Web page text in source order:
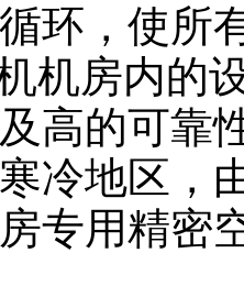
环，使所
机房内的
高的可靠
冷地区，
专用精密